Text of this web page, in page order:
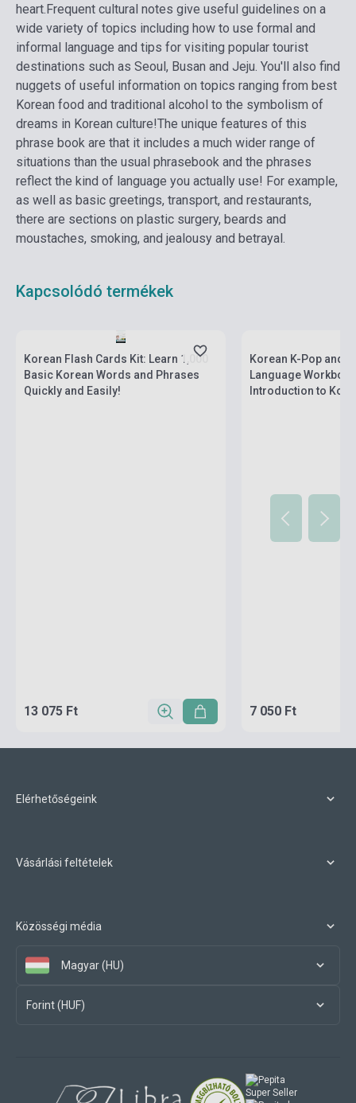
heart. Frequent cultural notes give useful guidelines on a
wide variety of topics including how to use formal and
informal language and tips for visiting popular tourist
destinations such as Seoul, Busan and Jeju. You'll also find
nuggets of useful information on topics ranging from best
Korean food and traditional alcohol to the symbolism of
dreams in Korean culture!The unique features of this
phrase book are that it includes a much wider range of
situations than the usual phrasebook and the phrases
reflect the kind of language you actually use! For example,
as well as basic greetings, transport, and restaurants,
there are sections on plastic surgery, beards and
moustaches, smoking, and jealousy and betrayal.
Kapcsolódó termékek
Korean Flash Cards Kit: Learn 1,000
Basic Korean Words and Phrases
Quickly and Easily!
13 075 Ft
Korean K-Pop and
Language
Introduction to
7 050 Ft
Elérhetőségeink
Vásárlási feltételek
Közösségi média
Magyar (HU)
Forint (HUF)